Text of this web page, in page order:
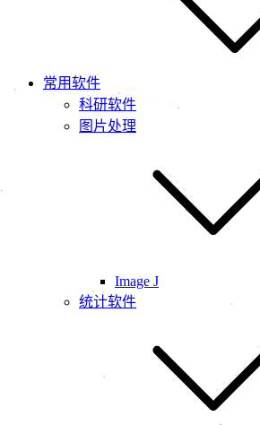
常用软件
科研软件
图片处理
Image J
统计软件